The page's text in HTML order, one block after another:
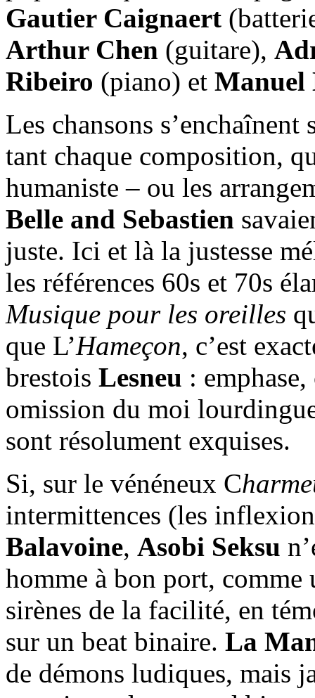
Gautier Caignaert
Arthur Chen (guitare),
Ribeiro (piano) et Manuel
Les chansons
tant chaque composition,
humaniste – ou les
Belle and Sebastien
juste. Ici et là la justesse
les références 60s et 70s
Musique pour les oreilles
que L’Hameçon, c’est
brestois Lesneu :
omission du moi
sont résolument exquises.
Si, sur le vénéneux C
intermittences (les
Balavoine, Asobi Seksu
homme à bon port,
sirènes de la facilité, en
sur un beat binaire. La
de démons ludiques, mais